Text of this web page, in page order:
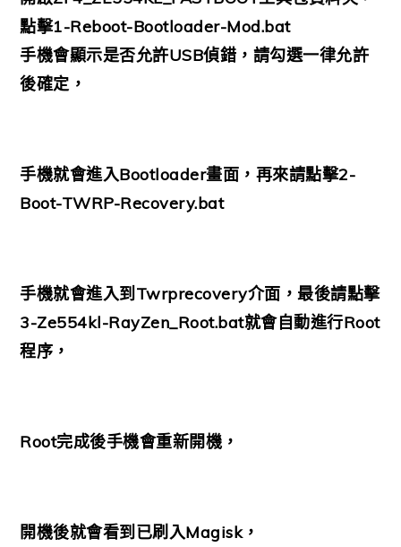
點擊1-Reboot-Bootloader-Mod.bat
手機會顯示是否允許USB偵錯，請勾選一律允許
後確定，
手機就會進入Bootloader畫面，再來請點擊2-
Boot-TWRP-Recovery.bat
手機就會進入到Twrprecovery介面，最後請點擊
3-Ze554kl-RayZen_Root.bat就會自動進行Root
程序，
Root完成後手機會重新開機，
開機後就會看到已刷入Magisk，